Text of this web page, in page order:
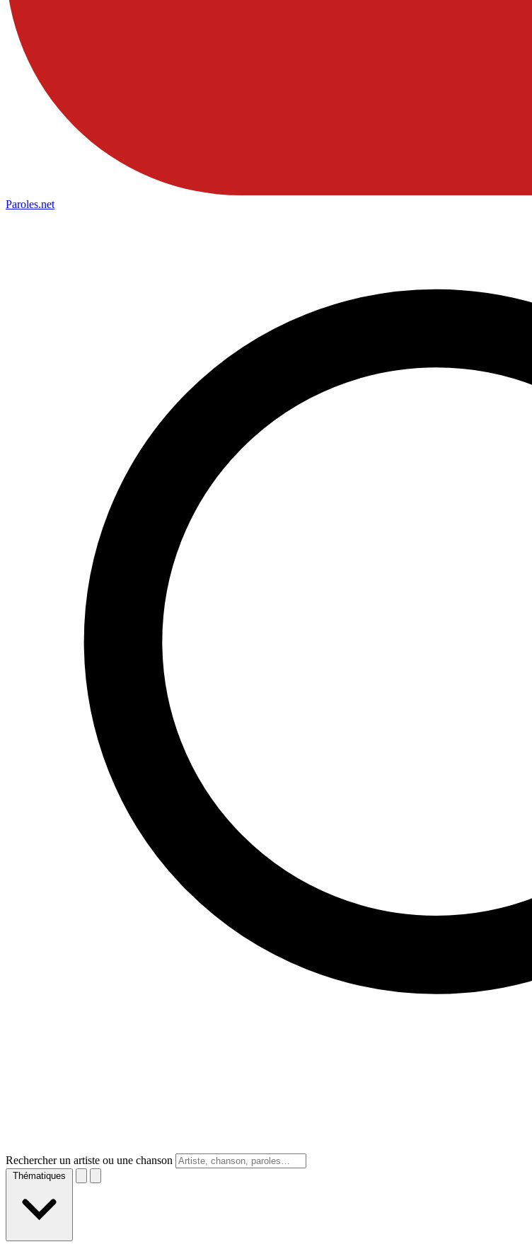
Paroles.net
Rechercher un artiste ou une chanson
Thématiques